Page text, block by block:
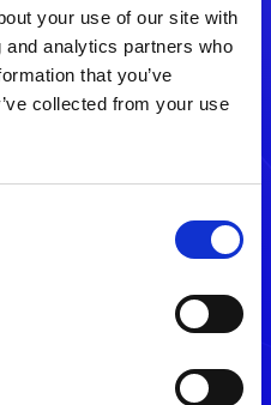
your use of our site with
analytics partners who
that you’ve
collected from your use
うえ、
い。